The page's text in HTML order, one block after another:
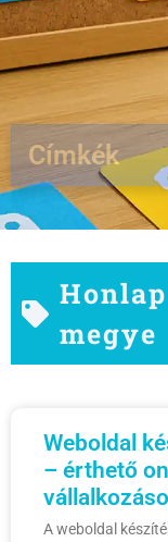
Címkék
megye
Weboldal
– érthető
A weboldal